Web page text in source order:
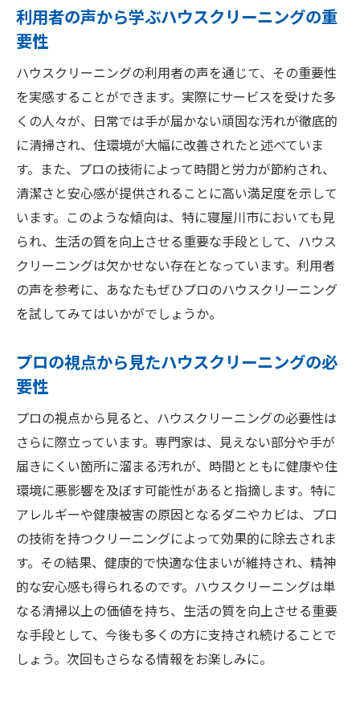
ント
口コミや評価をチェックする重要性
地元の信頼できる業者を選ぶ理由
契約前に確認するべきクリーニング内容
柔軟なスケジュール調整が可能な業者
アフターサービスの有無を確認
利用者の声から学ぶハウスクリーニングの重
要性
ハウスクリーニングの利用者の声を通じて、その重要性
を実感することができます。実際にサービスを受けた多
くの人々が、日常では手が届かない頑固な汚れが徹底的
に清掃され、住環境が大幅に改善されたと述べていま
す。また、プロの技術によって時間と労力が節約され、
清潔さと安心感が提供されることに高い満足度を示して
います。このような傾向は、特に寝屋川市においても見
られ、生活の質を向上させる重要な手段として、ハウス
クリーニングは欠かせない存在となっています。利用者
の声を参考に、あなたもぜひプロのハウスクリーニング
を試してみてはいかがでしょうか。
プロの視点から見たハウスクリーニングの必
要性
プロの視点から見ると、ハウスクリーニングの必要性は
さらに際立っています。専門家は、見えない部分や手が
届きにくい箇所に溜まる汚れが、時間とともに健康や住
環境に悪影響を及ぼす可能性があると指摘します。特に
アレルギーや健康被害の原因となるダニやカビは、プロ
の技術を持つクリーニングによって効果的に除去されま
す。その結果、健康的で快適な住まいが維持され、精神
的な安心感も得られるのです。ハウスクリーニングは単
なる清掃以上の価値を持ち、生活の質を向上させる重要
な手段として、今後も多くの方に支持され続けることで
しょう。次回もさらなる情報をお楽しみに。